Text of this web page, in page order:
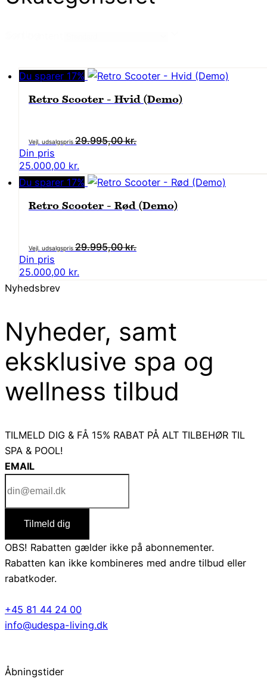
Du sparer 17%
Retro Scooter - Hvid (Demo)
29.995,00kr.Den
var:
29.995,00 kr..
25.000,00 kr.
aktuelle
er:
Du sparer 17%
Retro Scooter - Rød (Demo)
29.995,00kr.Den
25.000,00 kr.
25.000,00 kr..
Nyhedsbrev
Nyheder, samt
eksklusive spa og
wellness tilbud
TILMELD DIG & FÅ 15% RABAT PÅ ALT TILBEHØR TIL
SPA & POOL!
EMAIL
Tilmeld dig
OBS! Rabatten gælder ikke på abonnementer.
Rabatten kan ikke kombineres med andre tilbud eller
rabatkoder.
+45 81 44 24 00
info@udespa-living.dk
Åbningstider